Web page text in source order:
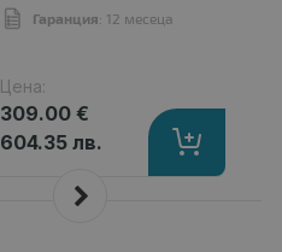
Гаранция: 12 месеца
Цена:
309.00 €
604.35 лв.